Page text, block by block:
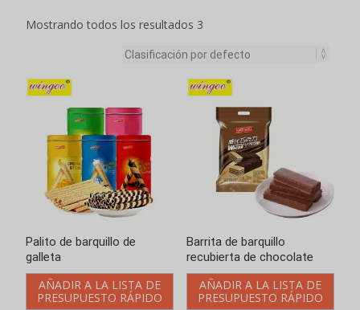
Mostrando todos los resultados 3
Palito de barquillo de
galleta
AÑADIR A LA LISTA DE
PRESUPUESTO RÁPIDO
Barrita de barquillo
recubierta de chocolate
AÑADIR A LA LISTA DE
PRESUPUESTO RÁPIDO